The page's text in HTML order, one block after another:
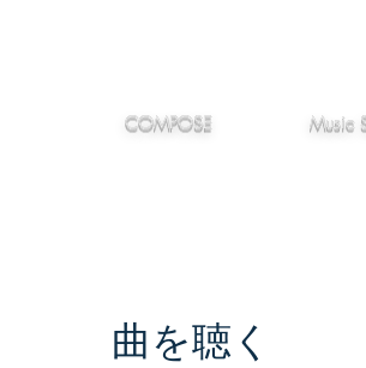
COMPOSE Music
曲を聴く